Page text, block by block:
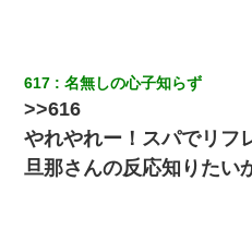
617 名無しの心子知らず
>>616
やれやれー！スパでリフ
旦那さんの反応知りたい